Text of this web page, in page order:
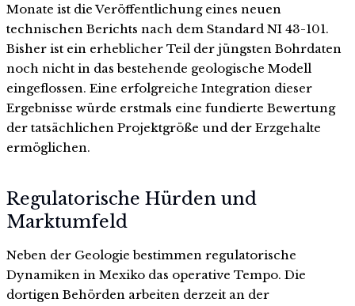
Monate ist die Veröffentlichung eines neuen
technischen Berichts nach dem Standard NI 43-101.
Bisher ist ein erheblicher Teil der jüngsten Bohrdaten
noch nicht in das bestehende geologische Modell
eingeflossen. Eine erfolgreiche Integration dieser
Ergebnisse würde erstmals eine fundierte Bewertung
der tatsächlichen Projektgröße und der Erzgehalte
ermöglichen.
Regulatorische Hürden und
Marktumfeld
Neben der Geologie bestimmen regulatorische
Dynamiken in Mexiko das operative Tempo. Die
dortigen Behörden arbeiten derzeit an der